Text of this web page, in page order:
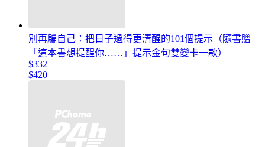
別再騙自己：把日子過得更清醒的101個提示（隨書贈
「這本書想提醒你……」提示金句雙變卡一款）
$332
$420